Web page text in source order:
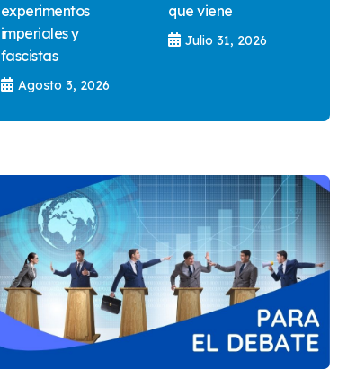
experimentos
imperiales y
fascistas
Agosto 3, 2026
que viene
Julio 31, 2026